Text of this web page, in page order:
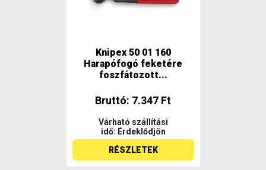
Knipex 50 01 160
Harapófogó feketére
foszfátozott...
Bruttó: 7.347 Ft
Várható szállítási
idő: Érdeklődjön
RÉSZLETEK